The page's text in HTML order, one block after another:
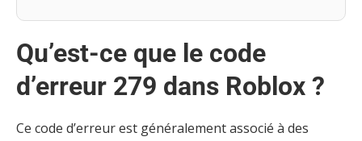
Qu’est-ce que le code
d’erreur 279 dans Roblox ?
Ce code d’erreur est généralement associé à des